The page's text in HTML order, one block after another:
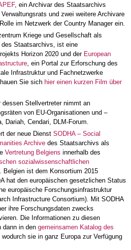
, ein Archivar des Staatsarchivs
und zwei weitere Archivare
im Netzwerk der Country Manager ein.
Kriege und Gesellschaft als
Staatsarchivs, ist eine
Horizon 2020 und der European
, ein Portal zur Erforschung des
Infrastruktur und Fachnetzwerke
Sie sich hier einen kurzen Film über
dessen Stellvertreter nimmt an
von EU-Organisationen und –
Dariah, Cendari, DLM-Forum.
der neue Dienst SODHA – Social
Archivedes Staatsarchivs als
Vertretung Belgiens innerhalb des
sozialwissenschaftlichen
Belgien ist dem Konsortium 2015
hat den europäischen gesetzlichen Status
europäische Forschungsinfrastruktur
Infrastructure Consortium). Mit SODHA
ihre Forschungsdaten zwecks
Die Informationen zu diesen
dann in den gemeinsamen Katalog des
sie in ganz Europa zur Verfügung